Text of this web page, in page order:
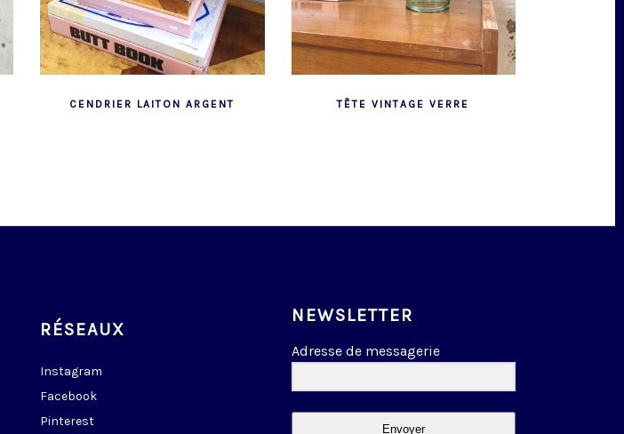
CENDRIER LAITON ARGENT TÊTE VINTAGE VERRE
RÉSEAUX
Instagram
Facebook
Pinterest
NEWSLETTER
Adresse de messagerie
Envoyer